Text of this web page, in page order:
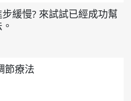
緩慢? 來試試已經成功幫
節療法